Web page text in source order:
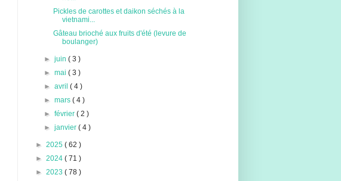
Pickles de carottes et daikon séchés à la
vietnami...
Gâteau brioché aux fruits d'été (levure de
boulanger)
►juin( 3 )
►mai( 3 )
►avril( 4 )
►mars( 4 )
►février( 2 )
►janvier( 4 )
► 2025 ( 62 )
► 2024 ( 71 )
► 2023 ( 78 )